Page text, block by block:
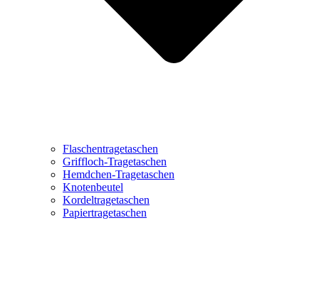
Flaschentragetaschen
Griffloch-Tragetaschen
Hemdchen-Tragetaschen
Knotenbeutel
Kordeltragetaschen
Papiertragetaschen